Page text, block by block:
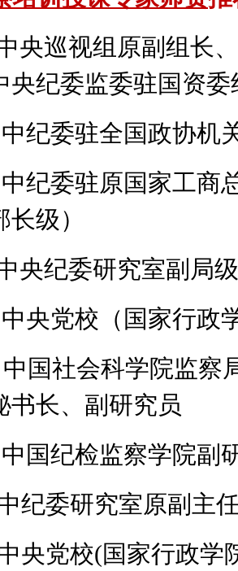
央巡视组原副组长
央纪委监委驻国资
纪委驻全国政协机
纪委驻原国家工商
级）
央纪委研究室副局
央党校（国家行政
国社会科学院监察
书长、副研究员
国纪检监察学院副
委研究室原副主
党校(国家行政学